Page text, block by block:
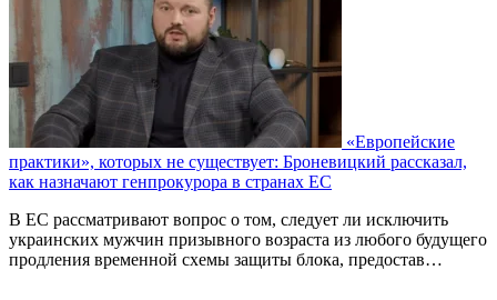
«Европейские
практики», которых не существует: Броневицкий рассказал,
как назначают генпрокурора в странах ЕС
В ЕС рассматривают вопрос о том, следует ли исключить
украинских мужчин призывного возраста из любого будущего
продления временной схемы защиты блока, предостав…